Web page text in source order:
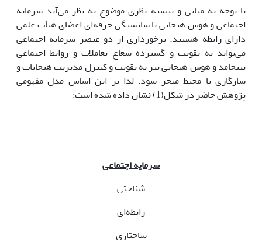
با توجه به مبانی و پیشنه نظری موضوع به نظر می‌آید سرمایه
اجتماعی و هوش هیجانی با شایستگی حرفه‌ای اعضای هیأت علمی
دارای رابطه هستند. برخورداری از دو عنصر سرمایه اجتماعی
می‌تواند به تقویت و گسترده شعاع تعاملات و روابط اجتماعی
بینجامد و هوش هیجانی نیز به تقویت و کنترل مدیریت هیجانات و
سازگاری با محیط منجر شود. لذا بر این اساس مدل مفهومی
پژوهش حاضر در شکل(1) نشان داده شده است:
سرمایه اجتماعی
شناختی
رابطه‌ای
ساختاری